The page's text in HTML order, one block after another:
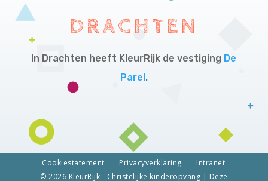
DRACHTEN
In Drachten heeft KleurRijk de vestiging De
Parel.
Cookiestatement Privacyverklaring
Intranet
© 2026 KleurRijk - Christelijke kinderopvang | Deze